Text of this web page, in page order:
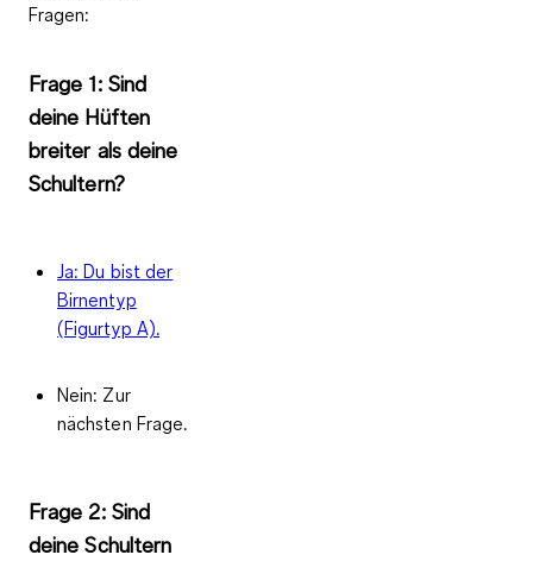
Fragen:
Frage 1: Sind
deine Hüften
breiter als deine
Schultern?
Ja: Du bist der
Birnentyp
(Figurtyp A).
Nein: Zur
nächsten Frage.
Frage 2: Sind
deine Schultern